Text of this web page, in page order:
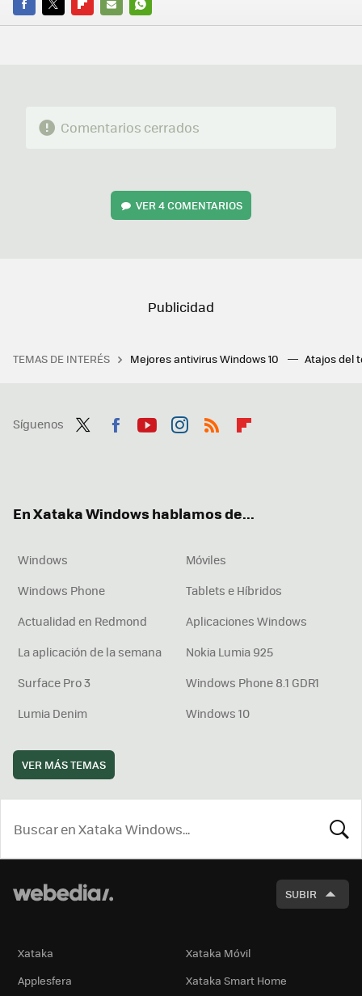
FACEBOOK
TWITTERFLIPBOARD
E-
WHATSAPP
Comentarios cerrados
VER4 COMENTARIOS
TEMAS DE INTERÉS Mejores antivirus Windows 10 Atajos del
Síguenos
En Xataka Windows hablamos de...
Windows
Móviles
Windows Phone
Tablets e Híbridos
Actualidad en Redmond
Aplicaciones Windows
La aplicación de la semana
Nokia Lumia 925
Surface Pro 3
Windows Phone 8.1 GDR1
Lumia Denim
Windows 10
VER MÁS TEMAS
SUBIR
Xataka
Xataka Móvil
Applesfera
Xataka Smart Home